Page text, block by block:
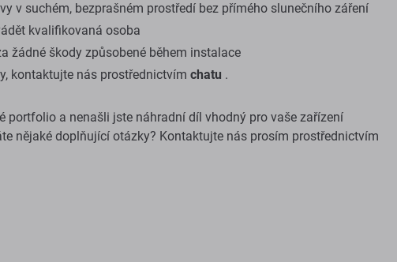
v suchém, bezprašném prostředí bez přímého slunečního záření
kvalifikovaná osoba
žádné škody způsobené během instalace
kontaktujte nás prostřednictvím chatu .
portfolio a nenašli jste náhradní díl vhodný pro vaše zařízení
nějaké doplňující otázky? Kontaktujte nás prosím prostřednictvím